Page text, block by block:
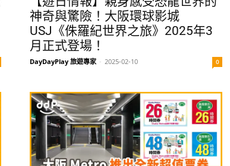
神奇與驚險！大阪環球影城
USJ《侏羅紀世界之旅》2025年3
月正式登場！
DayDayPlay 旅遊專家 - 2025-02-10 0